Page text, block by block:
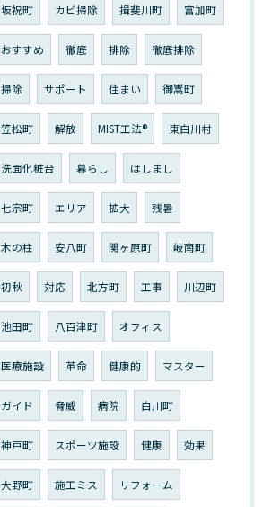
坂祝町 カビ掃除 揖斐川町 富加町
おすすめ 徹底 排除 徹底排除
掃除 サポート 住まい 御嵩町
笠松町 解放 MIST工法®︎ 東白川村
洗面化粧台 暮らし はしまし
七宗町 エリア 拡大 残暑
木の柱 安八町 関ヶ原町 岐南町
初秋 対応 北方町 工事 川辺町
池田町 八百津町 オフィス
医療施設 革命 健康的 マスター
ガイド 脅威 病院 白川町
神戸町 スポーツ施設 健康 効果
大野町 施工ミス リフォーム